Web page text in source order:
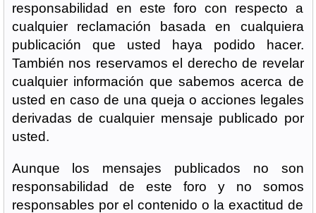
responsabilidad en este foro con respecto a
cualquier reclamación basada en cualquiera
publicación que usted haya podido hacer.
También nos reservamos el derecho de revelar
cualquier información que sabemos acerca de
usted en caso de una queja o acciones legales
derivadas de cualquier mensaje publicado por
usted.
Aunque los mensajes publicados no son
responsabilidad de este foro y no somos
responsables por el contenido o la exactitud de